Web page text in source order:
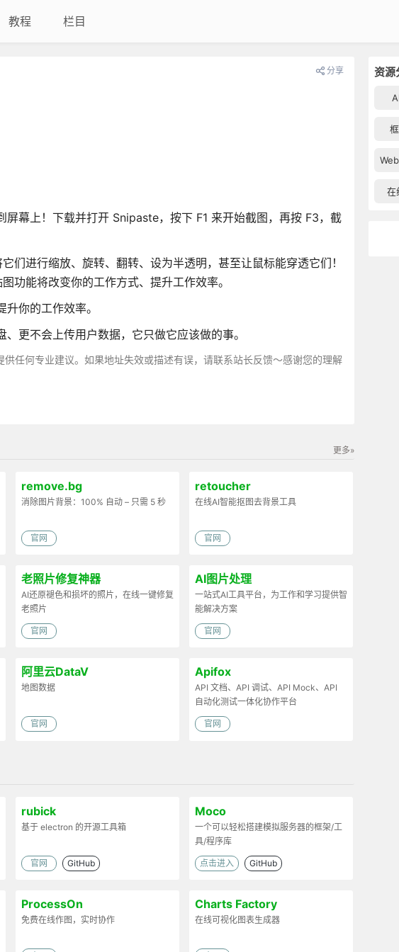
教程 栏目
资源
在
分享
幕上！下载并打开 Snipaste，按下 F1 来开始截图，再按 F3，截
们进行缩放、旋转、翻转、设为半透明，甚至让鼠标能穿透它们！
功能将改变你的工作方式、提升工作效率。
你的工作效率。
更不会上传用户数据，它只做它应该做的事。
任何专业建议。如果地址失效或描述有误，请联系站长反馈～感谢您的理解
更多»
remove.bg
消除图片背景：100% 自动 – 只需 5 秒
官网
retoucher
在线AI智能抠图去背景工具
官网
老照片修复神器
AI还原褪色和损坏的照片，在线一键修复
老照片
官网
AI图片处理
一站式AI工具平台，为工作和学习提供智
能解决方案
官网
阿里云DataV
地图数据
官网
Apifox
API 文档、API 调试、API Mock、API
自动化测试一体化协作平台
官网
rubick
基于 electron 的开源工具箱
官网 GitHub
Moco
一个可以轻松搭建模拟服务器的框架/工
具/程序库
点击进入 GitHub
ProcessOn
免费在线作图，实时协作
Charts Factory
在线可视化图表生成器